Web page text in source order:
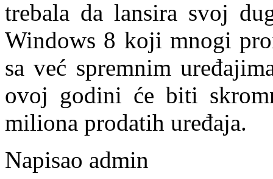
trebala da lansira svoj
Windows 8 koji mnogi
sa već spremnim
ovoj godini će biti
miliona prodatih uređaja.
Napisao admin